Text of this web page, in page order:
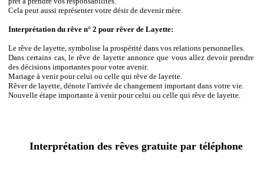
Cela peut aussi représenter votre désir de devenir mère.
Interprétation du rêve n° 2 pour rêver de Layette:
Le rêve de layette, symbolise la prospérité dans vos relations personnelles.
Dans certains cas, le rêve de layette annonce que vous allez devoir prendre
des décisions importantes pour votre avenir.
Mariage à venir pour celui ou celle qui rêve de layette.
Rêver de layette, dénote l'arrivée de changement important dans votre vie.
Nouvelle étape importante à venir pour celui ou celle qui rêve de layette.
Interprétation des rêves gratuite par téléphone